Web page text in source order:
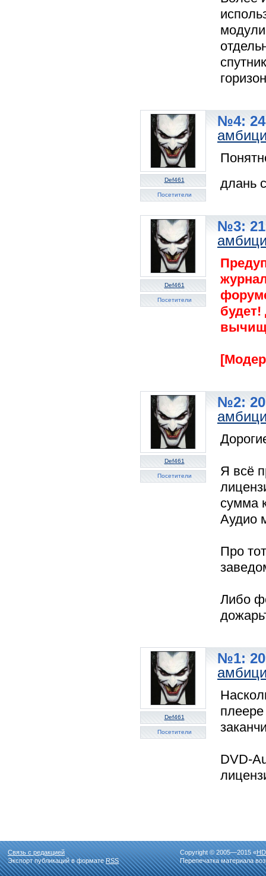
Def461
Посетители
№4: 24
длань
Def461
Посетители
№3: 21
Def461
Посетители
№2: 20
Я всё
сумма
Аудио
Про
Либо
Def461
Посетители
№1: 20
DVD-
Связь с редакцией
Экспорт публикаций в форматеRSS
Copyright © 2005—2015 «
Перепечатка материала